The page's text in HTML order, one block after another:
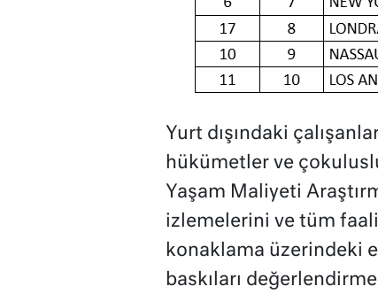
Yurt dışındaki
hükümetler ve
Yaşam Maliyeti
izlemelerini ve tüm
konaklama üzerindeki
baskıları